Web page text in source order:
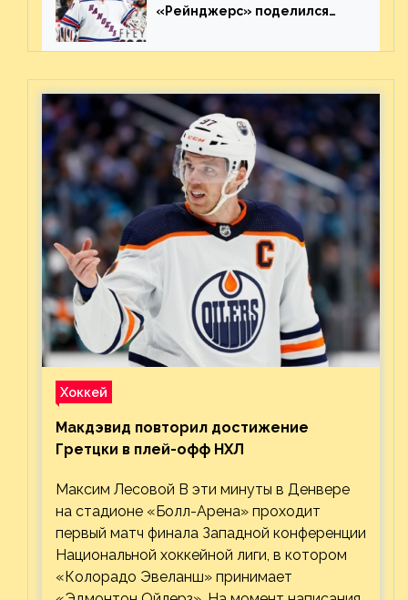
«Рейнджерс» поделился
предстоящего финала
Хоккей
Макдэвид повторил достижение
Гретцки в плей-офф НХЛ
Максим Лесовой В эти минуты в Денвере
на стадионе «Болл-Арена» проходит
первый матч финала Западной конференции
Национальной хоккейной лиги, в котором
«Колорадо Эвеланш» принимает